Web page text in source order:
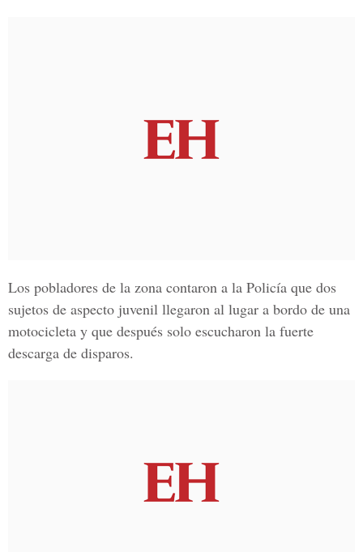
Los pobladores de la zona contaron a la Policía que dos
sujetos de aspecto juvenil llegaron al lugar a bordo de una
motocicleta y que después solo escucharon la fuerte
descarga de disparos.